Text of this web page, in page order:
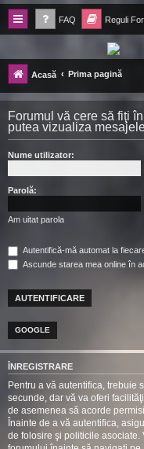
FAQ Reguli
Forum
-= Idei pentru viitor =-
Acasă Prima pagină
Forumul vă cere să fiţi
putea vizualiza
Nume utilizator:
Parolă:
Am uitat parola
Autentifică-mă automat la
Ascunde starea mea online în
GOOGLE
ÎNREGISTRARE
Pentru a vă autentifica, trebuie
secunde, dar vă va oferi
de asemenea să acorde
Înainte de a vă autentifica,
de folosire şi politicile asociate.